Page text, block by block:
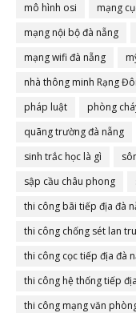
mô hình osi
mạng
mạng nội bộ đà nẵng
mạng wifi đà nẵng
nhà thông minh Rạng
pháp luật
phòng
quãng trường đà nẵng
sinh trắc học là gì
sập cầu châu phong
thi công bãi tiếp địa đà
thi công chống sét lan
thi công cọc tiếp địa đà
thi công hệ thống tiếp
thi công mạng văn